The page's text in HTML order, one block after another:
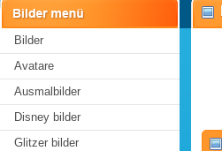
Bilder
Avatare
Ausmalbilder
Disney bilder
Glitzer bilder